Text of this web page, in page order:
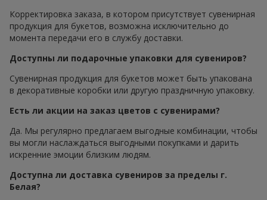
Корректировка заказа, в котором присутствует сувенирная
продукция для букетов, возможна исключительно до
момента передачи его в службу доставки.
Доступны ли подарочные упаковки для сувениров?
Сувенирная продукция для букетов может быть упакована
в декоративные коробки или другую праздничную упаковку.
Есть ли акции на заказ цветов с сувенирами?
Да. Мы регулярно предлагаем выгодные комбинации, чтобы
вы могли наслаждаться выгодными покупками и дарить
искренние эмоции близким людям.
Доступна ли доставка сувениров за пределы г.
Белая?